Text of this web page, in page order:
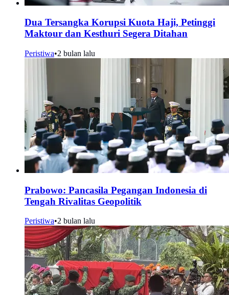
Dua Tersangka Korupsi Kuota Haji, Petinggi
Maktour dan Kesthuri Segera Ditahan
Peristiwa•2 bulan lalu
Prabowo: Pancasila Pegangan Indonesia di
Tengah Rivalitas Geopolitik
Peristiwa•2 bulan lalu